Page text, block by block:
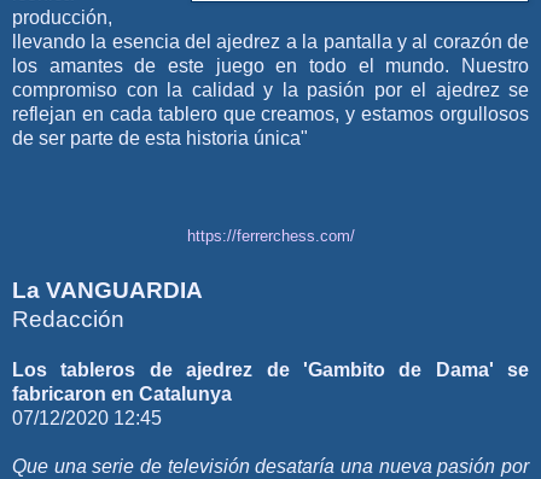
producción,
llevando la esencia del ajedrez a la pantalla y al corazón de
los amantes de este juego en todo el mundo. Nuestro
compromiso con la calidad y la pasión por el ajedrez se
reflejan en cada tablero que creamos, y estamos orgullosos
de ser parte de esta historia única"
https://ferrerchess.com/
La VANGUARDIA
Redacción
Los tableros de ajedrez de 'Gambito de Dama' se
fabricaron en Catalunya
07/12/2020 12:45
Que una serie de televisión desataría una nueva pasión por